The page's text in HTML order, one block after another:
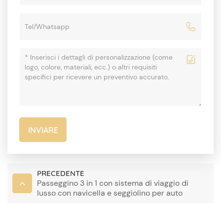
INVIARE
PRECEDENTE
Passeggino 3 in 1 con sistema di viaggio di
lusso con navicella e seggiolino per auto